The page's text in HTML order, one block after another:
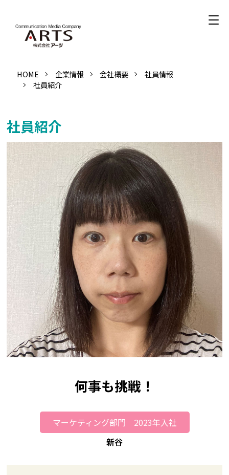
HOME 企業情報 会社概要
社員情報
社員紹介
社員紹介
何事も挑戦！
マーケティング部門 2023年入社